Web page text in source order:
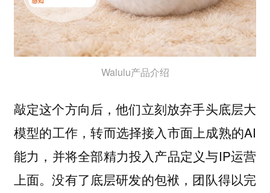
Walulu产品介绍
敲定这个方向后，他们立刻放弃手头底层大
模型的工作，转而选择接入市面上成熟的AI
能力，并将全部精力投入产品定义与IP运营
上面。没有了底层研发的包袱，团队得以完